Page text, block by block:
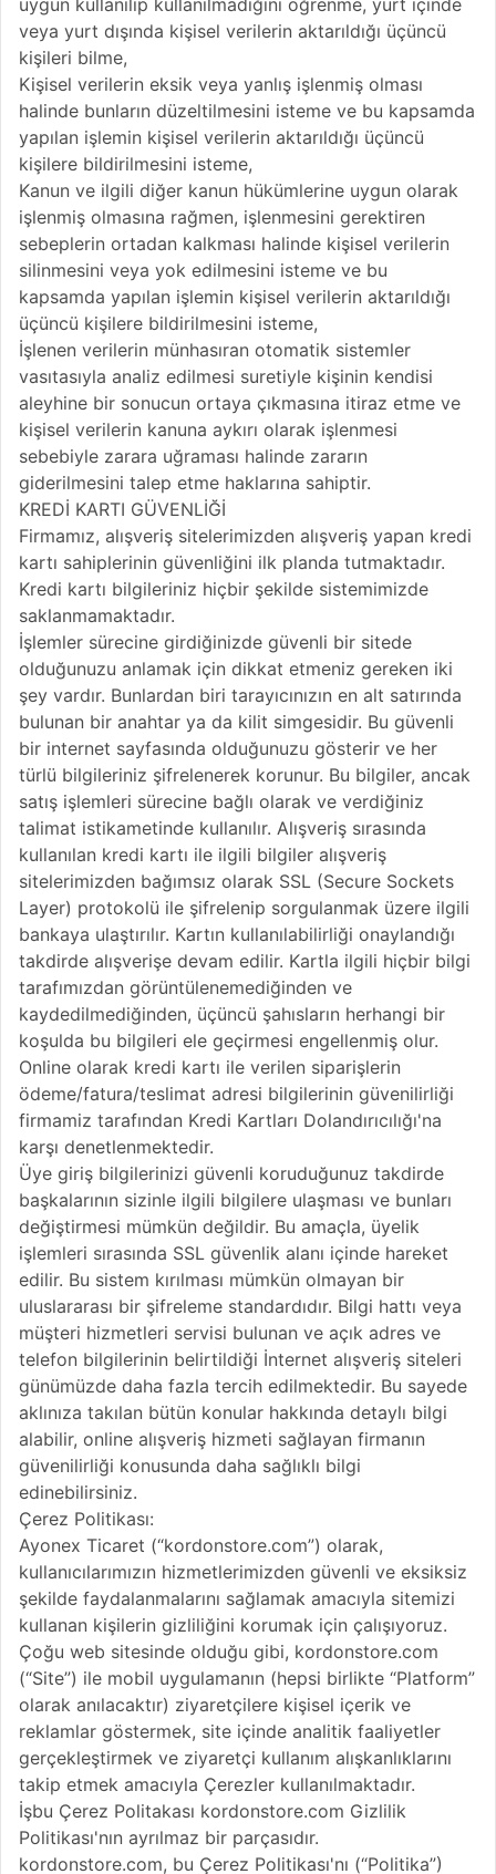
uygun kullanılıp kullanılmadığını öğrenme, yurt içinde
veya yurt dışında kişisel verilerin aktarıldığı üçüncü
kişileri bilme,
Kişisel verilerin eksik veya yanlış işlenmiş olması
halinde bunların düzeltilmesini isteme ve bu kapsamda
yapılan işlemin kişisel verilerin aktarıldığı üçüncü
kişilere bildirilmesini isteme,
Kanun ve ilgili diğer kanun hükümlerine uygun olarak
işlenmiş olmasına rağmen, işlenmesini gerektiren
sebeplerin ortadan kalkması halinde kişisel verilerin
silinmesini veya yok edilmesini isteme ve bu
kapsamda yapılan işlemin kişisel verilerin aktarıldığı
üçüncü kişilere bildirilmesini isteme,
İşlenen verilerin münhasıran otomatik sistemler
vasıtasıyla analiz edilmesi suretiyle kişinin kendisi
aleyhine bir sonucun ortaya çıkmasına itiraz etme ve
kişisel verilerin kanuna aykırı olarak işlenmesi
sebebiyle zarara uğraması halinde zararın
giderilmesini talep etme haklarına sahiptir.
KREDİ KARTI GÜVENLİĞİ
Firmamız, alışveriş sitelerimizden alışveriş yapan kredi
kartı sahiplerinin güvenliğini ilk planda tutmaktadır.
Kredi kartı bilgileriniz hiçbir şekilde sistemimizde
saklanmamaktadır.
İşlemler sürecine girdiğinizde güvenli bir sitede
olduğunuzu anlamak için dikkat etmeniz gereken iki
şey vardır. Bunlardan biri tarayıcınızın en alt satırında
bulunan bir anahtar ya da kilit simgesidir. Bu güvenli
bir internet sayfasında olduğunuzu gösterir ve her
türlü bilgileriniz şifrelenerek korunur. Bu bilgiler, ancak
satış işlemleri sürecine bağlı olarak ve verdiğiniz
talimat istikametinde kullanılır. Alışveriş sırasında
kullanılan kredi kartı ile ilgili bilgiler alışveriş
sitelerimizden bağımsız olarak SSL (Secure Sockets
Layer) protokolü ile şifrelenip sorgulanmak üzere ilgili
bankaya ulaştırılır. Kartın kullanılabilirliği onaylandığı
takdirde alışverişe devam edilir. Kartla ilgili hiçbir bilgi
tarafımızdan görüntülenemediğinden ve
kaydedilmediğinden, üçüncü şahısların herhangi bir
koşulda bu bilgileri ele geçirmesi engellenmiş olur.
Online olarak kredi kartı ile verilen siparişlerin
ödeme/fatura/teslimat adresi bilgilerinin güvenilirliği
firmamiz tarafından Kredi Kartları Dolandırıcılığı'na
karşı denetlenmektedir.
Üye giriş bilgilerinizi güvenli koruduğunuz takdirde
başkalarının sizinle ilgili bilgilere ulaşması ve bunları
değiştirmesi mümkün değildir. Bu amaçla, üyelik
işlemleri sırasında SSL güvenlik alanı içinde hareket
edilir. Bu sistem kırılması mümkün olmayan bir
uluslararası bir şifreleme standardıdır. Bilgi hattı veya
müşteri hizmetleri servisi bulunan ve açık adres ve
telefon bilgilerinin belirtildiği İnternet alışveriş siteleri
günümüzde daha fazla tercih edilmektedir. Bu sayede
aklınıza takılan bütün konular hakkında detaylı bilgi
alabilir, online alışveriş hizmeti sağlayan firmanın
güvenilirliği konusunda daha sağlıklı bilgi
edinebilirsiniz.
Çerez Politikası:
Ayonex Ticaret (“kordonstore.com”) olarak,
kullanıcılarımızın hizmetlerimizden güvenli ve eksiksiz
şekilde faydalanmalarını sağlamak amacıyla sitemizi
kullanan kişilerin gizliliğini korumak için çalışıyoruz.
Çoğu web sitesinde olduğu gibi, kordonstore.com
(“Site”) ile mobil uygulamanın (hepsi birlikte “Platform”
olarak anılacaktır) ziyaretçilere kişisel içerik ve
reklamlar göstermek, site içinde analitik faaliyetler
gerçekleştirmek ve ziyaretçi kullanım alışkanlıklarını
takip etmek amacıyla Çerezler kullanılmaktadır.
İşbu Çerez Politakası kordonstore.com Gizlilik
Politikası'nın ayrılmaz bir parçasıdır.
kordonstore.com, bu Çerez Politikası'nı (“Politika”)